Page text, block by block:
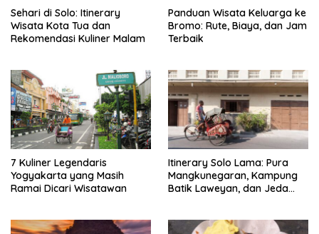
Sehari di Solo: Itinerary
Wisata Kota Tua dan
Rekomendasi Kuliner Malam
Panduan Wisata Keluarga ke
Bromo: Rute, Biaya, dan Jam
Terbaik
7 Kuliner Legendaris
Yogyakarta yang Masih
Ramai Dicari Wisatawan
Itinerary Solo Lama: Pura
Mangkunegaran, Kampung
Batik Laweyan, dan Jeda